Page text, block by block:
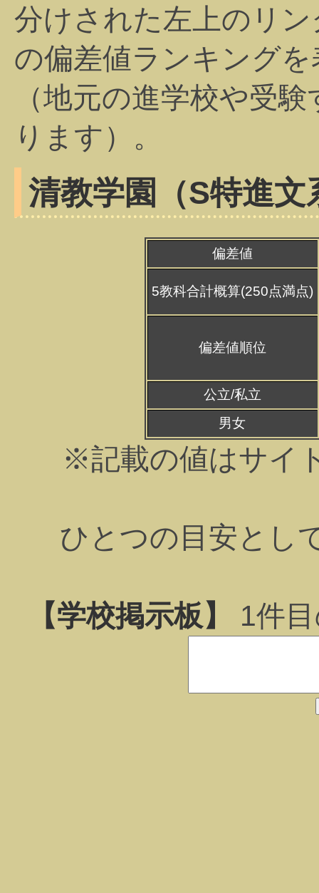
分けされた左上のリ
の偏差値ランキング
（地元の進学校や受
ります）。
清教学園（S特進文
偏差値
5教科合計概算(250点満点)
偏差値順位
公立/私立
男女
※記載の値はサイ
ひとつの目安とし
【学校掲示板】 1件